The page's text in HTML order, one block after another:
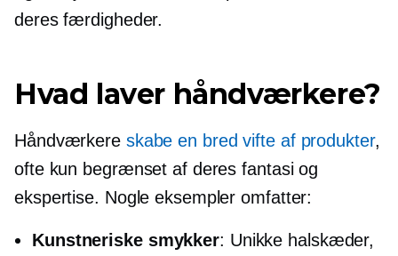
deres færdigheder.
Hvad laver håndværkere?
Håndværkere skabe en bred vifte af produkter,
ofte kun begrænset af deres fantasi og
ekspertise. Nogle eksempler omfatter:
Kunstneriske smykker: Unikke halskæder,